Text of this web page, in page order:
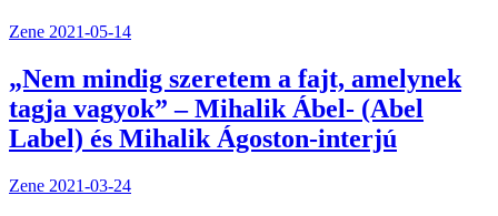
Zene 2021-05-14
„Nem mindig szeretem a fajt, amelynek
tagja vagyok” – Mihalik Ábel- (Abel
Label) és Mihalik Ágoston-interjú
Zene 2021-03-24